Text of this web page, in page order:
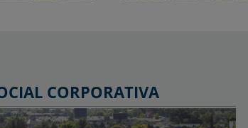
CORPORATIVA